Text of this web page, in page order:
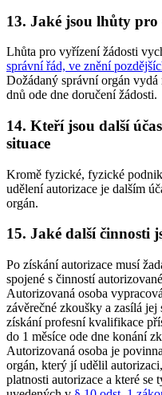
13. Jaké jsou lhůty
Lhůta pro vyřízení žádosti
správní řád, ve znění
Dožádaný správní orgán
dnů ode dne doručení žádosti.
14. Kteří jsou další
situace
Kromě fyzické, fyzické
udělení autorizace je dalším
orgán.
15. Jaké další činnosti
Po získání autorizace musí
spojené s činností
Autorizovaná osoba
závěrečné zkoušky a zasílá
získání profesní kvalifikace
do 1 měsíce ode dne konání
Autorizovaná osoba je
orgán, který jí udělil
platnosti autorizace a které